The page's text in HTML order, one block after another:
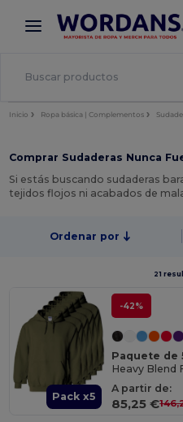
× App de Wordans
¡Mejores precios en app!
Inicio Ropa básica | Complementos
Comprar Sudaderas Nunca
Si estás buscando sudaderas
tejidos flojos ni acabados de
Ordenar por
21
Pack x5
-42%
Heavy Blend
A partir de:
85,25 €